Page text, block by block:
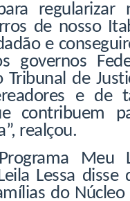
regularizar
de nosso
e
governos
de
e de
contribuem
realçou.
Meu
Lessa disse
do Núcleo